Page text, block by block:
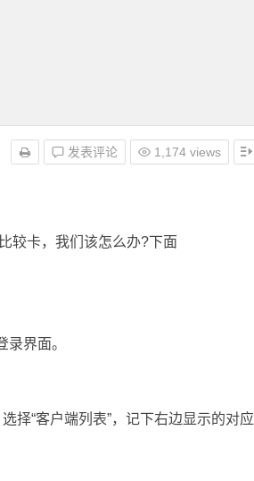
发表评论 1,174 views
较卡，我们该怎么办?下面
界面。
择“客户端列表”，记下右边显示的对应